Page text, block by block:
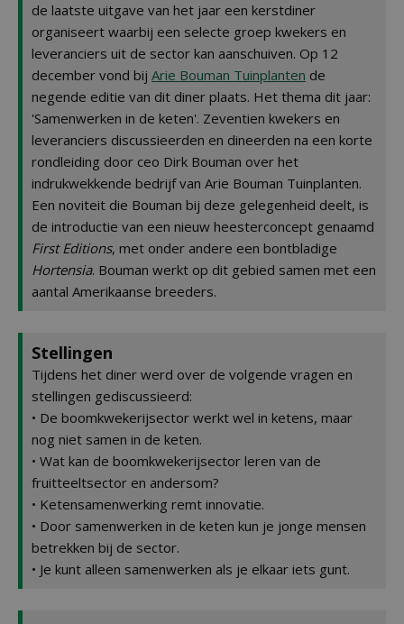
de laatste uitgave van het jaar een kerstdiner
organiseert waarbij een selecte groep kwekers en
leveranciers uit de sector kan aanschuiven. Op 12
december vond bij Arie Bouman Tuinplanten de
negende editie van dit diner plaats. Het thema dit jaar:
'Samenwerken in de keten'. Zeventien kwekers en
leveranciers discussieerden en dineerden na een korte
rondleiding door ceo Dirk Bouman over het
indrukwekkende bedrijf van Arie Bouman Tuinplanten.
Een noviteit die Bouman bij deze gelegenheid deelt, is
de introductie van een nieuw heesterconcept genaamd
First Editions, met onder andere een bontbladige
Hortensia. Bouman werkt op dit gebied samen met een
aantal Amerikaanse breeders.
Stellingen
Tijdens het diner werd over de volgende vragen en
stellingen gediscussieerd:
• De boomkwekerijsector werkt wel in ketens, maar
nog niet samen in de keten.
• Wat kan de boomkwekerijsector leren van de
fruitteeltsector en andersom?
• Ketensamenwerking remt innovatie.
• Door samenwerken in de keten kun je jonge mensen
betrekken bij de sector.
• Je kunt alleen samenwerken als je elkaar iets gunt.